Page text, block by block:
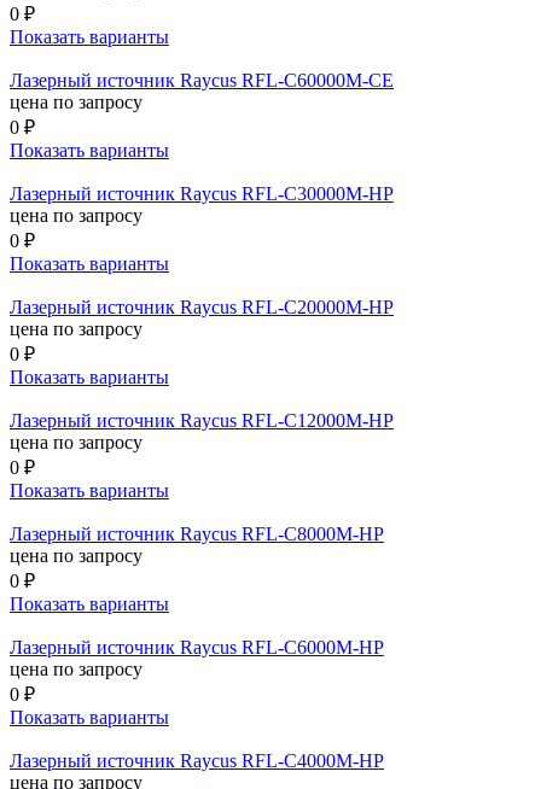
0 ₽
Показать варианты
Лазерный источник Raycus RFL-C60000M-CE
цена по запросу
0 ₽
Показать варианты
Лазерный источник Raycus RFL-C30000M-HP
цена по запросу
0 ₽
Показать варианты
Лазерный источник Raycus RFL-C20000M-HP
цена по запросу
0 ₽
Показать варианты
Лазерный источник Raycus RFL-C12000M-HP
цена по запросу
0 ₽
Показать варианты
Лазерный источник Raycus RFL-C8000M-HP
цена по запросу
0 ₽
Показать варианты
Лазерный источник Raycus RFL-C6000M-HP
цена по запросу
0 ₽
Показать варианты
Лазерный источник Raycus RFL-C4000M-HP
цена по запросу